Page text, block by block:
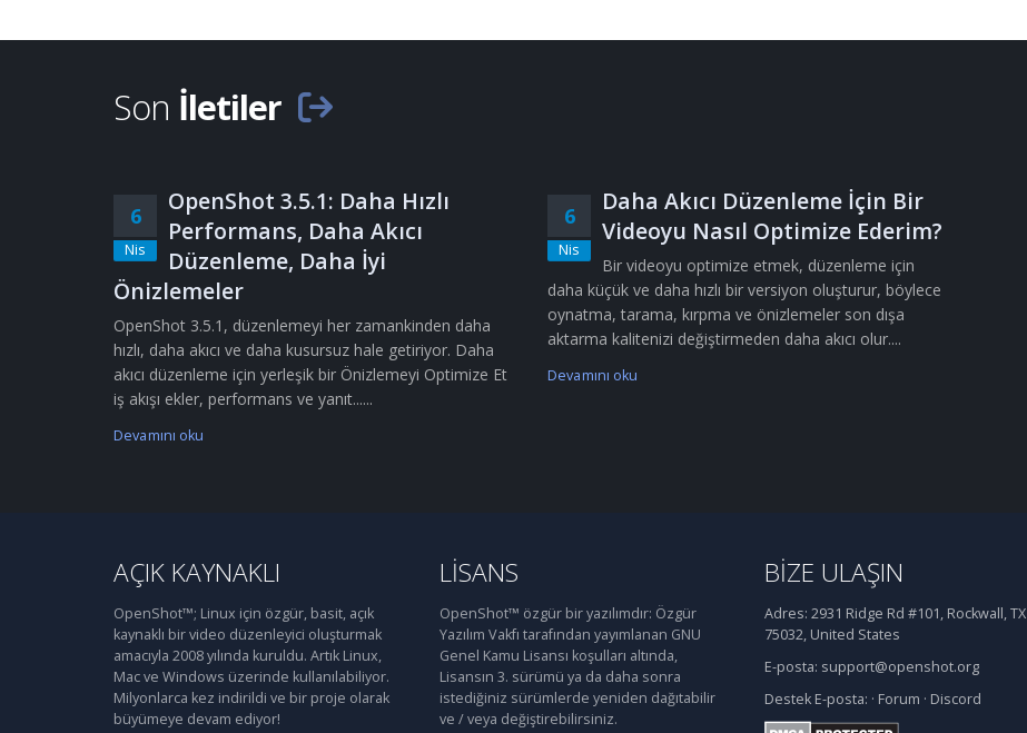
Son İletiler
6
Nis
OpenShot 3.5.1: Daha Hızlı
Performans, Daha Akıcı
Düzenleme, Daha İyi
Önizlemeler
OpenShot 3.5.1, düzenlemeyi her zamankinden daha
hızlı, daha akıcı ve daha kusursuz hale getiriyor. Daha
akıcı düzenleme için yerleşik bir Önizlemeyi Optimize Et
iş akışı ekler, performans ve yanıt......
Devamını oku
6
Nis
Daha Akıcı Düzenleme İçin Bir
Videoyu Nasıl Optimize Ederim?
Bir videoyu optimize etmek, düzenleme için
daha küçük ve daha hızlı bir versiyon oluşturur, böylece
oynatma, tarama, kırpma ve önizlemeler son dışa
aktarma kalitenizi değiştirmeden daha akıcı olur....
Devamını oku
AÇIK KAYNAKLI
OpenShot™; Linux için özgür, basit, açık
kaynaklı bir video düzenleyici oluşturmak
amacıyla 2008 yılında kuruldu. Artık Linux,
Mac ve Windows üzerinde kullanılabiliyor.
Milyonlarca kez indirildi ve bir proje olarak
büyümeye devam ediyor!
LISANS
OpenShot™ özgür bir yazılımdır: Özgür
Yazılım Vakfı tarafından yayımlanan GNU
Genel Kamu Lisansı koşulları altında,
Lisansın 3. sürümü ya da daha sonra
istediğiniz sürümlerde yeniden dağıtabilir
ve / veya değiştirebilirsiniz.
BIZE ULAŞIN
Adres: 2931 Ridge Rd #101, Rockwall, TX
75032, United States
E-posta: support@openshot.org
Destek E-posta: · Forum · Discord